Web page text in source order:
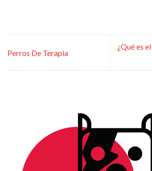
Perros De Terapia
¿Qué es